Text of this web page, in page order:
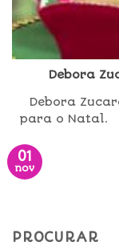
Debora
Debora
para o Natal.
01
nov
PROCURAR